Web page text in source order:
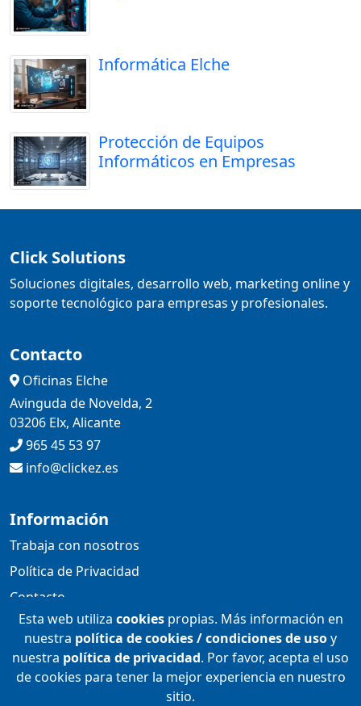
Informática Elche
Protección de Equipos
Informáticos en Empresas
Esta web utiliza cookiespropias. Más información en
nuestra política de cookies / condiciones de usoy
nuestra política de privacidad. Por favor, acepta el uso
de cookies para tener la mejor experiencia en nuestro
sitio.
Click Solutions
Soluciones digitales, desarrollo web, marketing online y
soporte tecnológico para empresas y profesionales.
Contacto
Oficinas Elche
Avinguda de Novelda, 2
03206 Elx, Alicante
965 45 53 97
info@clickez.es
Información
Trabaja con nosotros
Política de Privacidad
Contacto
Agencia Seo Elche